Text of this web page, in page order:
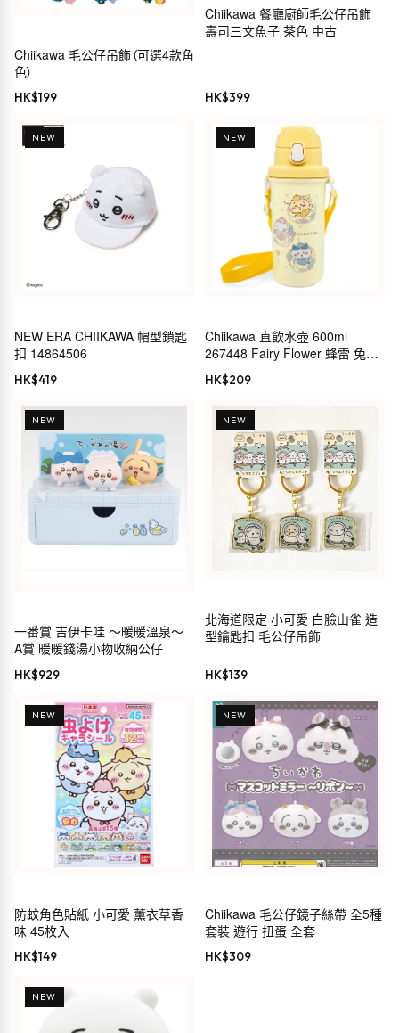
Chiikawa 毛公仔吊飾（可選4款角
色）
HK$199
Chiikawa 餐廳廚師毛公仔吊飾
壽司三文魚子 茶色 中古
HK$399
NEW
NEW ERA CHIIKAWA 帽型鎖匙
扣 14864506
HK$419
NEW
Chiikawa 直飲水壺 600ml
267448 Fairy Flower 蜂雷 兔
CHIIKAWA 小小可愛的東西 長野
HK$209
NEW
一番賞 吉伊卡哇 ～暖暖溫泉～
A賞 暖暖錢湯小物收納公仔
HK$929
NEW
北海道限定 小可愛 白臉山雀 造
型鑰匙扣 毛公仔吊飾
HK$139
NEW
防蚊角色貼紙 小可愛 薰衣草香
味 45枚入
HK$149
NEW
Chiikawa 毛公仔鏡子絲帶 全5種
套裝 遊行 扭蛋 全套
HK$309
NEW